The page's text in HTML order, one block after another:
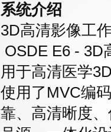
系统介绍
3D高清影像工
OSDE E6 - 3D
用于高清医学
使用了MVC编
靠、高清晰度